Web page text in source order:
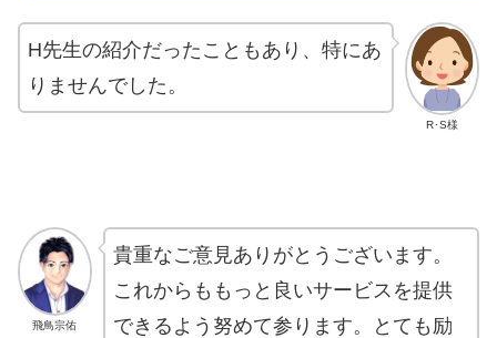
R･S様
H先生の紹介だったこともあり、特にあ
りませんでした。
飛鳥宗佑
貴重なご意見ありがとうございます。
これからももっと良いサービスを提供
できるよう努めて参ります。とても励